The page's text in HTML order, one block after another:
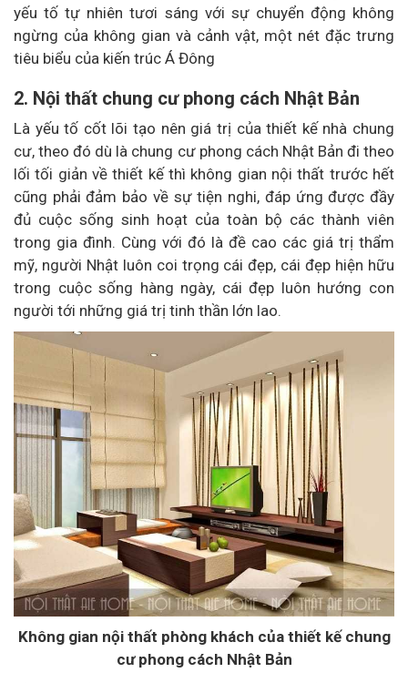
yếu tố tự nhiên tươi sáng với sự chuyển động không
ngừng của không gian và cảnh vật, một nét đặc trưng
tiêu biểu của kiến trúc Á Đông
2. Nội thất chung cư phong cách Nhật Bản
Là yếu tố cốt lõi tạo nên giá trị của thiết kế nhà chung
cư, theo đó dù là chung cư phong cách Nhật Bản đi theo
lối tối giản về thiết kế thì không gian nội thất trước hết
cũng phải đảm bảo về sự tiện nghi, đáp ứng được đầy
đủ cuộc sống sinh hoạt của toàn bộ các thành viên
trong gia đình. Cùng với đó là đề cao các giá trị thẩm
mỹ, người Nhật luôn coi trọng cái đẹp, cái đẹp hiện hữu
trong cuộc sống hàng ngày, cái đẹp luôn hướng con
người tới những giá trị tinh thần lớn lao.
Không gian nội thất phòng khách của thiết kế chung
cư phong cách Nhật Bản